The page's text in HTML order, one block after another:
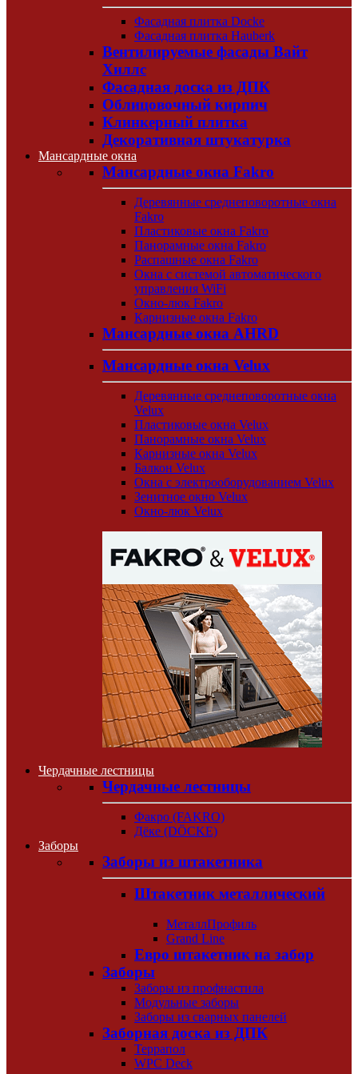
Фасадная плитка Docke
Фасадная плитка Hauberk
Вентилируемые фасады Вайт
Хиллс
Фасадная доска из ДПК
Облицовочный кирпич
Клинкерный плитка
Декоративная штукатурка
Мансардные окна
Мансардные окна Fakro
Деревянные среднеповоротные окна
Fakro
Пластиковые окна Fakro
Панорамные окна Fakro
Распашные окна Fakro
Окна с системой автоматического
управления WiFi
Окно-люк Fakro
Карнизные окна Fakro
Мансардные окна AHRD
Мансардные окна Velux
Деревянные среднеповоротные окна
Velux
Пластиковые окна Velux
Панорамные окна Velux
Карнизные окна Velux
Балкон Velux
Окна с электрооборудованием Velux
Зенитное окно Velux
Окно-люк Velux
Чердачные лестницы
Чердачные лестницы
Факро (FAKRO)
Дёке (DÖCKE)
Заборы
Заборы из штакетника
Штакетник металлический
МеталлПрофиль
Grand Line
Евро штакетник на забор
Заборы
Заборы из профнастила
Модульные заборы
Заборы из сварных панелей
Заборная доска из ДПК
Террапол
WPC Deck